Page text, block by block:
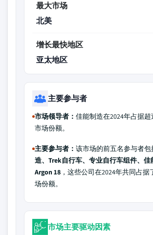
最大市场
北美
增长最快地区
亚太地区
主要参与者
市场领导者： 佳能制造在2024年占据超
市场份额。
主要参与者： 该市场的前五名参与者包
造、Trek自行车、专业自行车组件、佳
Argon 18 ，这些公司在2024年共同占据
场份额。
市场主要驱动因素